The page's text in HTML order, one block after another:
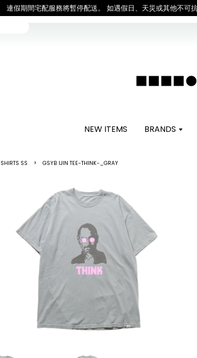
連假期間宅配服務將暫停配送。 如遇假日、天災或其他不可
NEW ITEMS BRANDS
SS › GSYB IJIN TEE-THINK-_GRAY